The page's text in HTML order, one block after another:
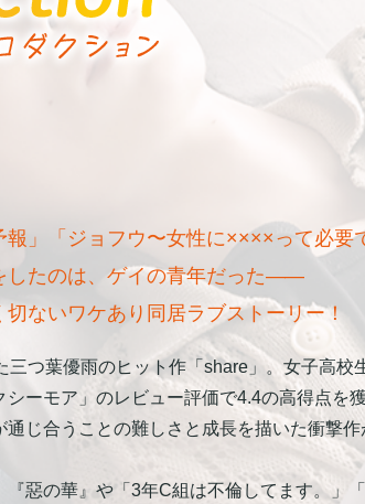
」「ジョフウ〜女性に××××って必要
たのは、ゲイの青年だった――
ないワケあり同居ラブストーリー！
つ葉優雨のヒット作「share」。女子高校
ーモア」のレビュー評価で4.4の高得点を
じ合うことの難しさと成長を描いた衝撃作
惡の華』や「3年C組は不倫してます。」